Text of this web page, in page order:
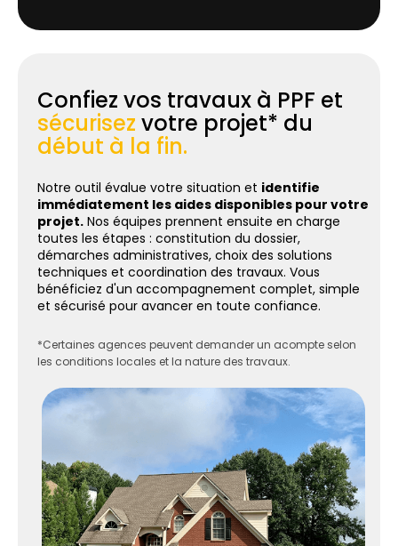
Confiez vos travaux à PPF et
sécurisez votre projet* du
début à la fin.
Notre outil évalue votre situation et identifie
immédiatement les aides disponibles pour votre
projet. Nos équipes prennent ensuite en charge
toutes les étapes : constitution du dossier,
démarches administratives, choix des solutions
techniques et coordination des travaux. Vous
bénéficiez d'un accompagnement complet, simple
et sécurisé pour avancer en toute confiance.
*Certaines agences peuvent demander un acompte selon
les conditions locales et la nature des travaux.